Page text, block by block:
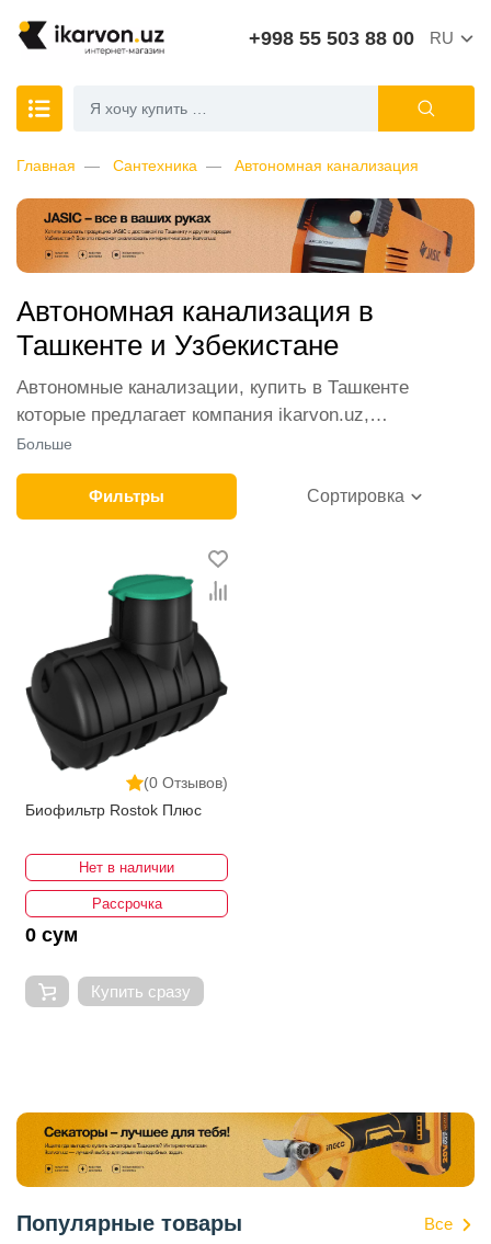
+998 55 503 88 00 RU
Главная Сантехника Автономная канализация
Автономная канализация в
Ташкенте и Узбекистане
Автономные канализации, купить в Ташкенте
которые предлагает компания ikarvon.uz,
пользуются широким спросом среди наших
клиентов. Мы обеспечиваем лучшие условия
продажи этой категории товара. Автономные
канализации в интернет-магазине представлены
ведущими производителями и брендами, список
которых постоянно расширяется. Мы доставляем
товар в любом количестве по всей территории
страны. Все это дополняет лучшая по Узбекистану
стоимость, Автономные канализации от ikarvon.uz
— это самый широкий диапазон цен. Причем здесь
представлена оптимальная цена для каждой
позиции из категории Автономные канализации.
Больше
Фильтры Сортировка
(0 Отзывов)
Биофильтр Rostok Плюс
Нет в наличии
Рассрочка
0 сум
Купить сразу
Популярные товары Все